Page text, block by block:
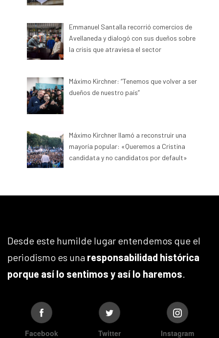
Emmanuel Santalla recorrió comercios de
Avellaneda y dialogó con sus dueños sobre
la crisis que atraviesa el sector
Máximo Kirchner: “Tenemos que volver a ser
dueños de nuestro país”
Máximo Kirchner llamó a reconstruir una
mayoría popular: «Queremos a Cristina
candidata y no candidatos por default»
Desde este humilde lugar entendemos que el
periodismo es una responsabilidad histórica
porque así lo sentimos y así lo haremos.
Facebook Twitter Instagram